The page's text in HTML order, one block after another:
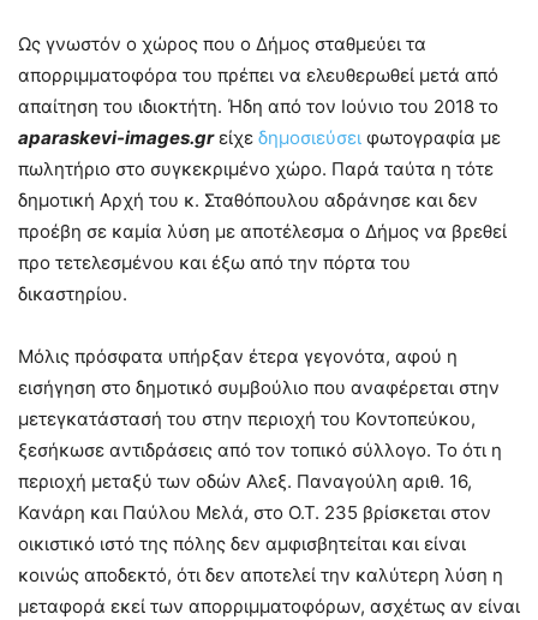
Ως γνωστόν ο χώρος που ο Δήμος σταθμεύει τα
απορριμματοφόρα του πρέπει να ελευθερωθεί μετά από
απαίτηση του ιδιοκτήτη. Ήδη από τον Ιούνιο του 2018 το
aparaskevi-images.grείχε δημοσιεύσει φωτογραφία με
πωλητήριο στο συγκεκριμένο χώρο. Παρά ταύτα η τότε
δημοτική Αρχή του κ. Σταθόπουλου αδράνησε και δεν
προέβη σε καμία λύση με αποτέλεσμα ο Δήμος να βρεθεί
προ τετελεσμένου και έξω από την πόρτα του
δικαστηρίου.
Μόλις πρόσφατα υπήρξαν έτερα γεγονότα, αφού η
εισήγηση στο δημοτικό συμβούλιο που αναφέρεται στην
μετεγκατάστασή του στην περιοχή του Κοντοπεύκου,
ξεσήκωσε αντιδράσεις από τον τοπικό σύλλογο. Το ότι η
περιοχή μεταξύ των οδών Αλεξ. Παναγούλη αριθ. 16,
Κανάρη και Παύλου Μελά, στο Ο.Τ. 235 βρίσκεται στον
οικιστικό ιστό της πόλης δεν αμφισβητείται και είναι
κοινώς αποδεκτό, ότι δεν αποτελεί την καλύτερη λύση η
μεταφορά εκεί των απορριμματοφόρων, ασχέτως αν είναι